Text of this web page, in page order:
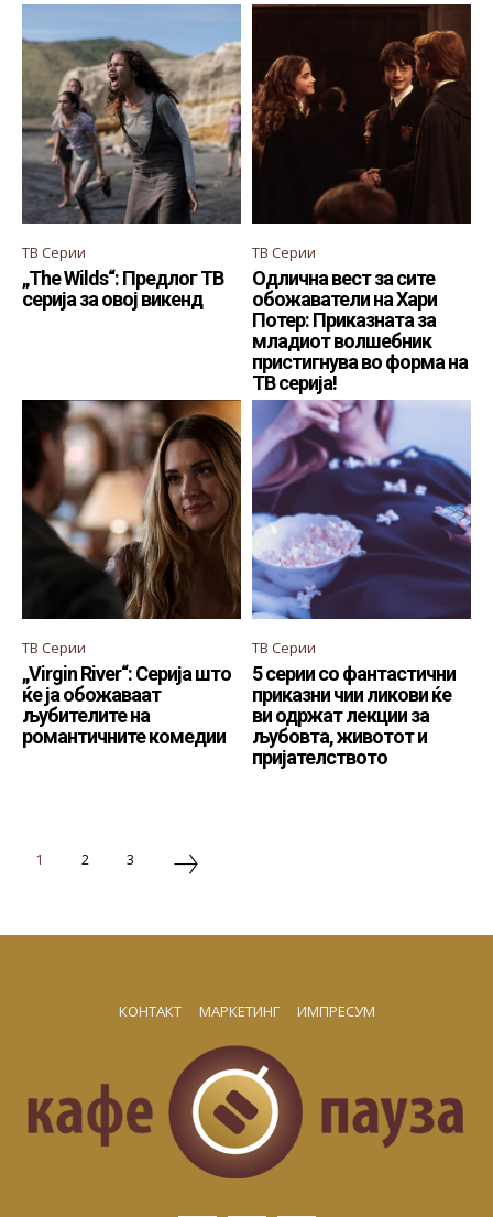
ТВ Серии
„The Wilds“: Предлог ТВ
серија за овој викенд
ТВ Серии
Одлична вест за сите
обожаватели на Хари
Потер: Приказната за
младиот волшебник
пристигнува во форма на
ТВ серија!
ТВ Серии
„Virgin River“: Серија што
ќе ја обожаваат
љубителите на
романтичните комедии
ТВ Серии
5 серии со фантастични
приказни чии ликови ќе
ви одржат лекции за
љубовта, животот и
пријателството
1 2 3
КОНТАКТ МАРКЕТИНГ ИМПРЕСУМ